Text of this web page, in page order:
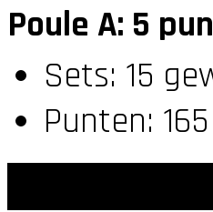
Poule A: 5
Sets: 15
Punten: